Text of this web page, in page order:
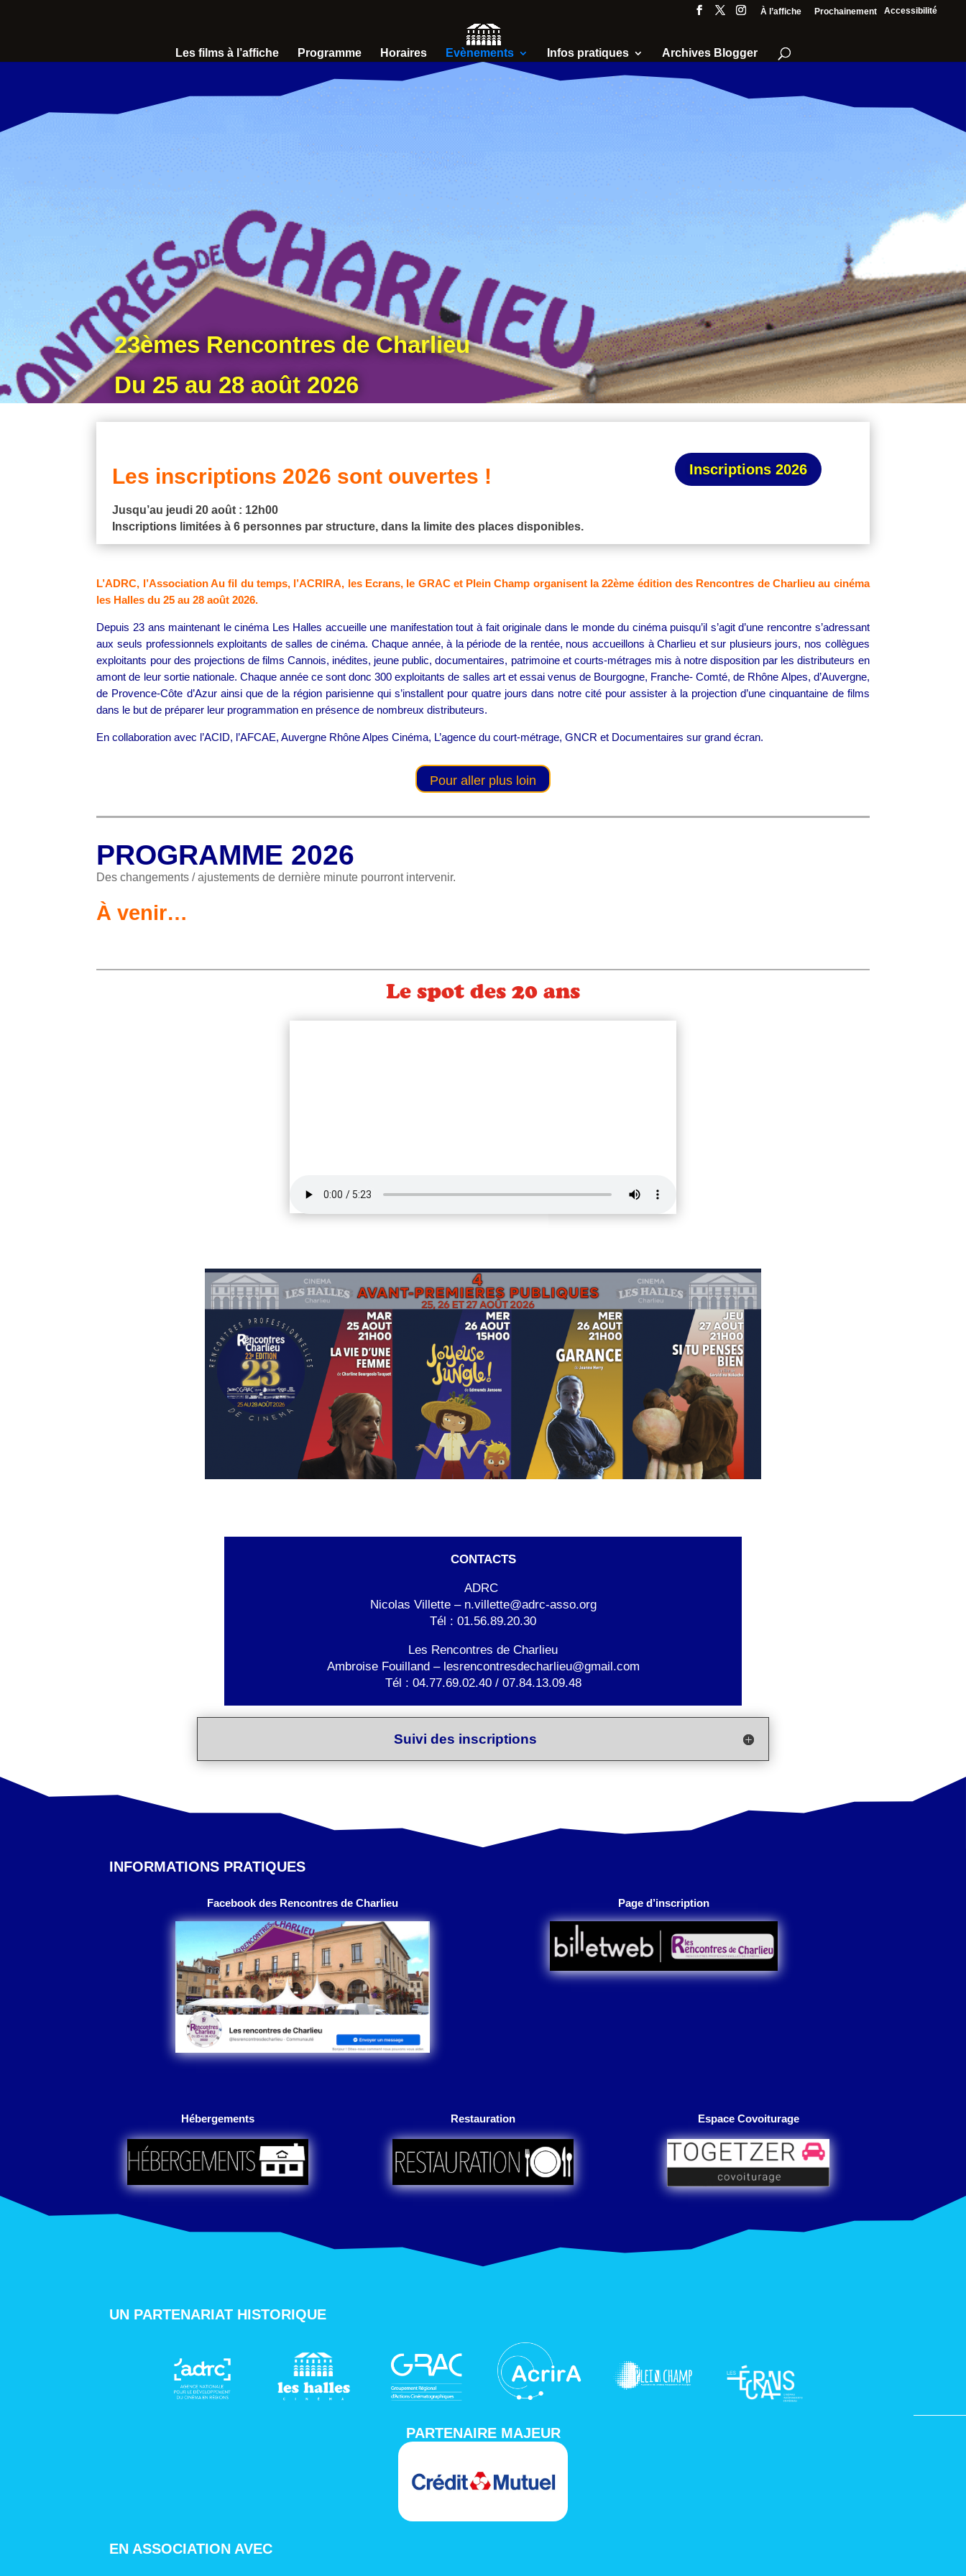
Accessibilité
À l’affiche Prochainement
Les films à l’affiche Programme Horaires Evènements Infos pratiques Archives Blogger
23èmes Rencontres de Charlieu
Du 25 au 28 août 2026
Les inscriptions 2026 sont ouvertes !
Jusqu’au jeudi 20 août : 12h00
Inscriptions limitées à 6 personnes par structure, dans la limite des places disponibles.
Inscriptions 2026
L’ADRC, l’Association Au fil du temps, l’ACRIRA, les Ecrans, le GRAC et Plein Champ organisent la 22ème édition des Rencontres de Charlieu au cinéma
les Halles du 25 au 28 août 2026.
Depuis 23 ans maintenant le cinéma Les Halles accueille une manifestation tout à fait originale dans le monde du cinéma puisqu’il s’agit d’une rencontre s’adressant
aux seuls professionnels exploitants de salles de cinéma. Chaque année, à la période de la rentée, nous accueillons à Charlieu et sur plusieurs jours, nos collègues
exploitants pour des projections de films Cannois, inédites, jeune public, documentaires, patrimoine et courts-métrages mis à notre disposition par les distributeurs en
amont de leur sortie nationale. Chaque année ce sont donc 300 exploitants de salles art et essai venus de Bourgogne, Franche- Comté, de Rhône Alpes, d’Auvergne,
de Provence-Côte d’Azur ainsi que de la région parisienne qui s’installent pour quatre jours dans notre cité pour assister à la projection d’une cinquantaine de films
dans le but de préparer leur programmation en présence de nombreux distributeurs.
En collaboration avec l’ACID, l’AFCAE, Auvergne Rhône Alpes Cinéma, L’agence du court-métrage, GNCR et Documentaires sur grand écran.
Pour aller plus loin
PROGRAMME 2026
Des changements / ajustements de dernière minute pourront intervenir.
À venir…
Le spot des 20 ans
CONTACTS
ADRC
Nicolas Villette – n.villette@adrc-asso.org
Tél : 01.56.89.20.30
Les Rencontres de Charlieu
Ambroise Fouilland – lesrencontresdecharlieu@gmail.com
Tél : 04.77.69.02.40 / 07.84.13.09.48
Suivi des inscriptions
INFORMATIONS PRATIQUES
Facebook des Rencontres de Charlieu Page d’inscription
Hébergements Restauration Espace Covoiturage
UN PARTENARIAT HISTORIQUE
PARTENAIRE MAJEUR
EN ASSOCIATION AVEC